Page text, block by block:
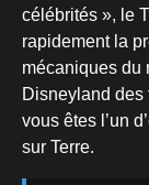
célébrités », le
rapidement la
mécaniques du
Disneyland des
vous êtes l’un
sur Terre.